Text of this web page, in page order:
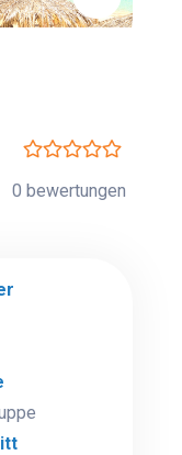
0 bewertungen